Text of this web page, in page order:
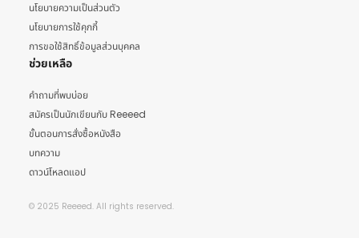
นโยบายความเป็นส่วนตัว
นโยบายการใช้คุกกี้
การขอใช้สิทธิ์ข้อมูลส่วนบุคคล
ช่วยเหลือ
คำถามที่พบบ่อย
สมัครเป็นนักเขียนกับ Reeeed
ขั้นตอนการสั่งซื้อหนังสือ
บทความ
ดาวน์โหลดแอป
© 2025 Reeeed. All rights reserved.